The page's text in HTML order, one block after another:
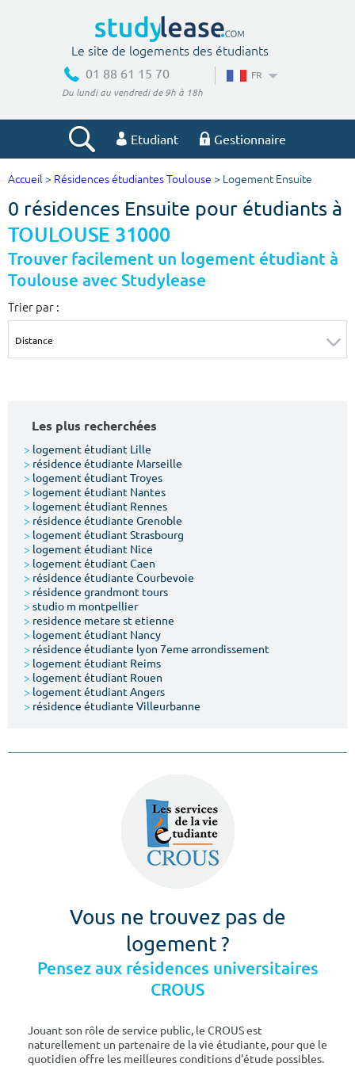
Le site de logements des étudiants
01 88 61 15 70
Du lundi au vendredi de 9h à 18h
FR
Etudiant Gestionnaire
Votre recherche
Ville, école
Type de location
Votre date d'entrée
Accueil > Résidences étudiantes Toulouse > Logement Ensuite
0 résidences Ensuite pour étudiants à
TOULOUSE 31000
Trouver facilement un logement étudiant à
Toulouse avec Studylease
Trier par :
Les plus recherchées
> logement étudiant Lille
> résidence étudiante Marseille
> logement étudiant Troyes
> logement étudiant Nantes
> logement étudiant Rennes
> résidence étudiante Grenoble
> logement étudiant Strasbourg
> logement étudiant Nice
> logement étudiant Caen
> résidence étudiante Courbevoie
> résidence grandmont tours
> studio m montpellier
> residence metare st etienne
> logement étudiant Nancy
> résidence étudiante lyon 7eme arrondissement
> logement étudiant Reims
> logement étudiant Rouen
> logement étudiant Angers
> résidence étudiante Villeurbanne
Vous ne trouvez pas de
logement ?
Pensez aux résidences universitaires
CROUS
Jouant son rôle de service public, le CROUS est
naturellement un partenaire de la vie étudiante, pour que le
quotidien offre les meilleures conditions d'étude possibles.